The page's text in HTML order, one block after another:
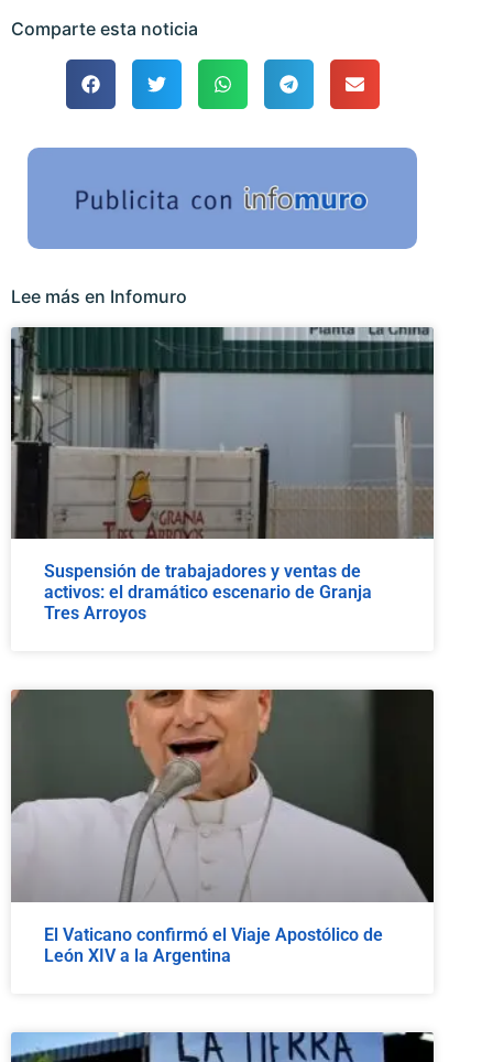
Comparte esta noticia
Lee más en Infomuro
Suspensión de trabajadores y ventas de
activos: el dramático escenario de Granja
Tres Arroyos
El Vaticano confirmó el Viaje Apostólico de
León XIV a la Argentina